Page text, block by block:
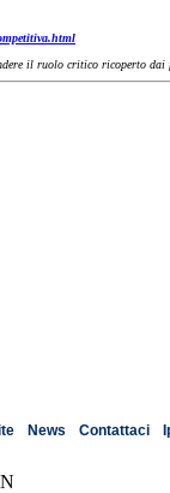
il ruolo critico ricoperto
News Contattaci